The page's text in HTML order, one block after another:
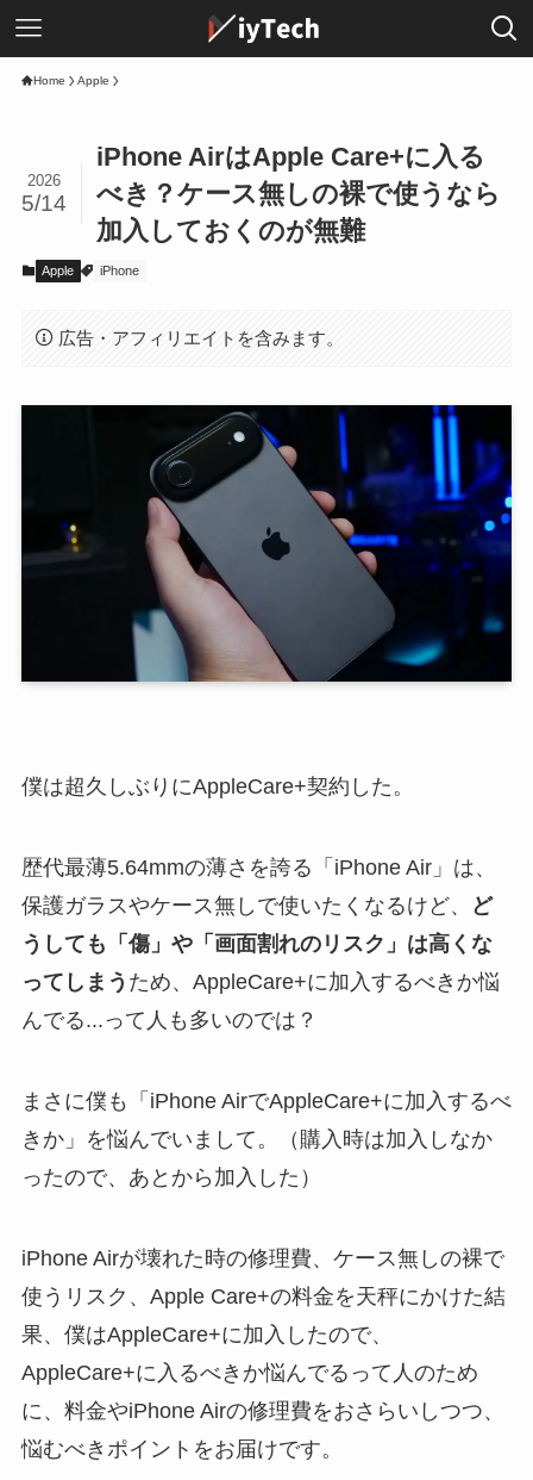
Home Apple
iPhone AirはApple Care+に入る
べき？ケース無しの裸で使うなら
加入しておくのが無難
2026
5/14
Apple iPhone
広告・アフィリエイトを含みます。
僕は超久しぶりにAppleCare+契約した。
歴代最薄5.64mmの薄さを誇る「iPhone Air」は、
保護ガラスやケース無しで使いたくなるけど、
ど
うしても「傷」や「画面割れのリスク」は高くな
ってしまう ため、AppleCare+に加入するべきか悩
んでる...って人も多いのでは？
まさに僕も「iPhone AirでAppleCare+に加入するべ
きか」を悩んでいまして。（購入時は加入しなか
ったので、あとから加入した）
iPhone Airが壊れた時の修理費、ケース無しの裸で
使うリスク、Apple Care+の料金を天秤にかけた結
果、僕はAppleCare+に加入したので、
AppleCare+に入るべきか悩んでるって人のため
に、料金やiPhone Airの修理費をおさらいしつつ、
悩むべきポイントをお届けです。